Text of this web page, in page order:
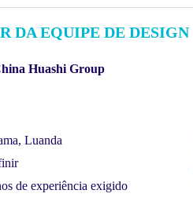
DA EQUIPE DE DESIGN
Huashi Group
Luanda
de experiência exigido